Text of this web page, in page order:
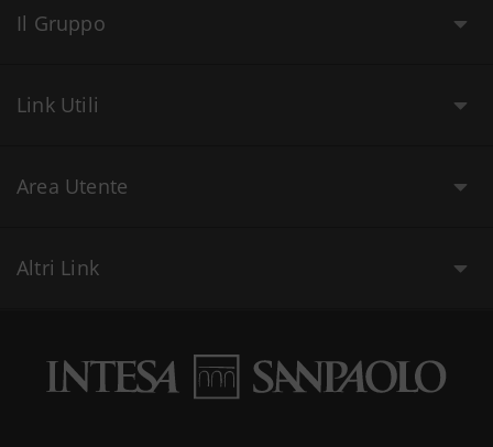
Il Gruppo
Link Utili
Area Utente
Altri Link